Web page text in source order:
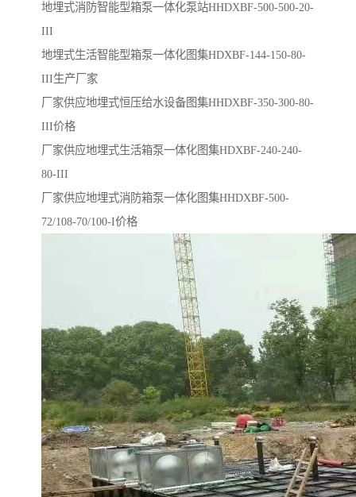
地埋式消防智能型箱泵一体化泵站HHDXBF-500-500-20-
III
地埋式生活智能型箱泵一体化图集HDXBF-144-150-80-
III生产厂家
厂家供应地埋式恒压给水设备图集HHDXBF-350-300-80-
III价格
厂家供应地埋式生活箱泵一体化图集HDXBF-240-240-
80-III
厂家供应地埋式消防箱泵一体化图集HHDXBF-500-
72/108-70/100-I价格